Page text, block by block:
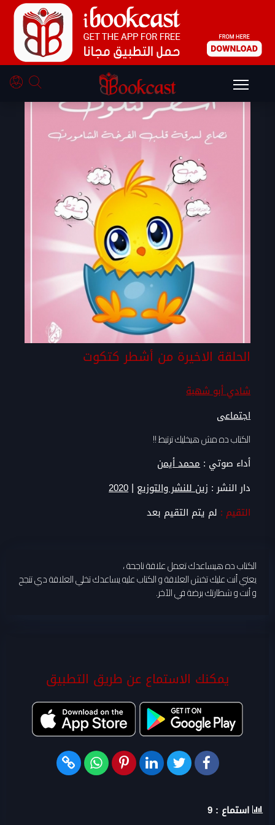
الحلقة الاخيرة من أشطر كتكوت
شادي أبو شهبة
اجتماعى
الكتاب ده مش هيخليك ترتبط !!
أداء صوتي :محمد أيمن
دار النشر :زين للنشر والتوزيع |
2020
التقيم : لم يتم التقيم بعد
الكتاب ده هيساعدك تعمل علاقة ناجحة ،
يعني أنت عليك تخش العلاقة و الكتاب عليه يساعدك تخلي العلاقة دي تنجح
و أنت و شطارتك برضة في الآخر.
يمكنك الاستماع عن طريق التطبيق
استماع : 9